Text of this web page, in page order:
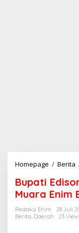
Homepage / Berita
Bupati
Muara Enim
Redaksi Enim
28 Juli
Berita, Daerah 23